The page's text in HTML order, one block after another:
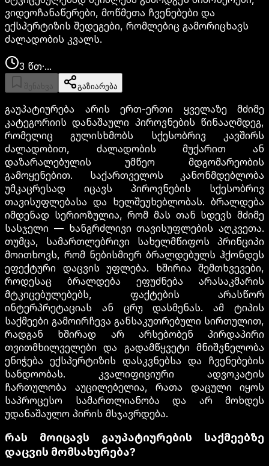
ვიდეოჩანაწერები, მოწმეთა ჩვენებები და
ექსპერტიზის შედეგები, რომლებიც გამორიცხავს
ძალადობის კვალს.
3 წთ·...
შენახვა გაზიარება
გაუპატიურება არის ერთ-ერთი ყველაზე მძიმე
კატეგორიის დანაშაული პიროვნების წინააღმდეგ,
რომელიც გულისხმობს სქესობრივ კავშირს
ძალადობით, ძალადობის მუქარით ან
დაზარალებულის უმწეო მდგომარეობის
გამოყენებით. საქართველოს კანონმდებლობა
უმკაცრესად იცავს პიროვნების სქესობრივ
თავისუფლებასა და ხელშეუხებლობას. ბრალდება
იმდენად სერიოზულია, რომ მას თან სდევს მძიმე
სასჯელი — ხანგრძლივი თავისუფლების აღკვეთა.
თუმცა, სამართლებრივი სახელმწიფოს პრინციპი
მოითხოვს, რომ ნებისმიერ ბრალდებულს ჰქონდეს
ეფექტური დაცვის უფლება. ხშირია შემთხვევები,
როდესაც ბრალდება ეფუძნება არასაკმარის
მტკიცებულებებს, ფაქტების არასწორ
ინტერპრეტაციას ან ცრუ დასმენას. ამ ტიპის
საქმეები გამოირჩევა განსაკუთრებული სირთულით,
რადგან ხშირად არ არსებობენ პირდაპირი
თვითმხილველები და გადამწყვეტი მნიშვნელობა
ენიჭება ექსპერტიზის დასკვნებსა და ჩვენებების
სანდოობას. კვალიფიციური ადვოკატის
ჩართულობა აუცილებელია, რათა დაცული იყოს
საპროცესო სამართლიანობა და არ მოხდეს
უდანაშაულო პირის მსჯავრდება.
რას მოიცავს გაუპატიურების საქმეებზე
დაცვის მომსახურება?